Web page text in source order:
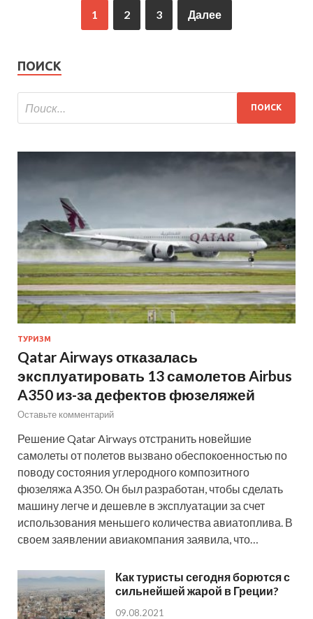
1 2 3 Далее
ПОИСК
ТУРИЗМ
Qatar Airways отказалась
эксплуатировать 13 самолетов Airbus
A350 из-за дефектов фюзеляжей
Оставьте комментарий
Решение Qatar Airways отстранить новейшие
самолеты от полетов вызвано обеспокоенностью по
поводу состояния углеродного композитного
фюзеляжа A350. Он был разработан, чтобы сделать
машину легче и дешевле в эксплуатации за счет
использования меньшего количества авиатоплива. В
своем заявлении авиакомпания заявила, что…
Как туристы сегодня борются с
сильнейшей жарой в Греции?
09.08.2021